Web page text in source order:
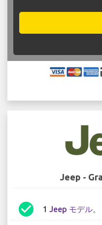
Jeep -
check_circle 1 Jeep モデル。